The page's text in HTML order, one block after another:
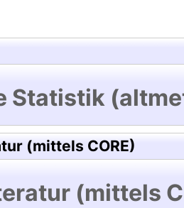
Statistik
(mittels CORE)
(mittels